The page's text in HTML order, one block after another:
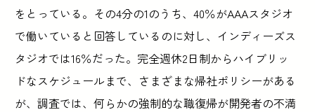
をとっている。その4分の1のうち、40％がAAAスタジオ
で働いていると回答しているのに対し、インディーズス
タジオでは16％だった。完全週休2日制からハイブリッ
ドなスケジュールまで、さまざまな帰社ポリシーがある
が、調査では、何らかの強制的な職復帰が開発者の不満